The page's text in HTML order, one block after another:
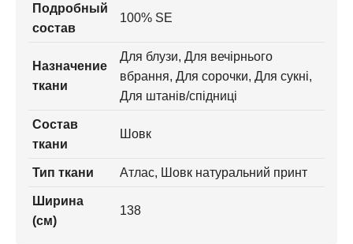
Подробный
состав
100% SE
Назначение
ткани
Для блузи, Для вечірнього
вбрання, Для сорочки, Для сукні,
Для штанів/спідниці
Состав
ткани
Шовк
Тип ткани Атлас, Шовк натуральний принт
Ширина
(см)
138